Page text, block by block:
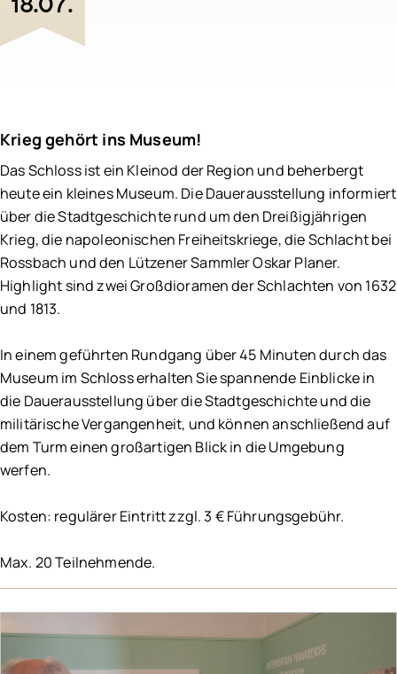
Schlachtfeldpfad
Krieg gehört ins Museum!
Das Schloss ist ein Kleinod der Region und beherbergt
heute ein kleines Museum. Die Dauerausstellung informiert
über die Stadtgeschichte rund um den Dreißigjährigen
Krieg, die napoleonischen Freiheitskriege, die Schlacht bei
Rossbach und den Lützener Sammler Oskar Planer.
Highlight sind zwei Großdioramen der Schlachten von 1632
und 1813.
In einem geführten Rundgang über 45 Minuten durch das
Museum im Schloss erhalten Sie spannende Einblicke in
die Dauerausstellung über die Stadtgeschichte und die
militärische Vergangenheit, und können anschließend auf
dem Turm einen großartigen Blick in die Umgebung
werfen.
Kosten: regulärer Eintritt zzgl. 3 € Führungsgebühr.
Max. 20 Teilnehmende.